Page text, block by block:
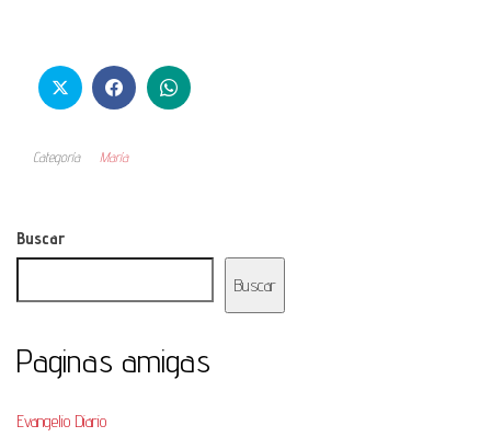
Categoría María
Buscar
Buscar
Paginas amigas
Evangelio Diario